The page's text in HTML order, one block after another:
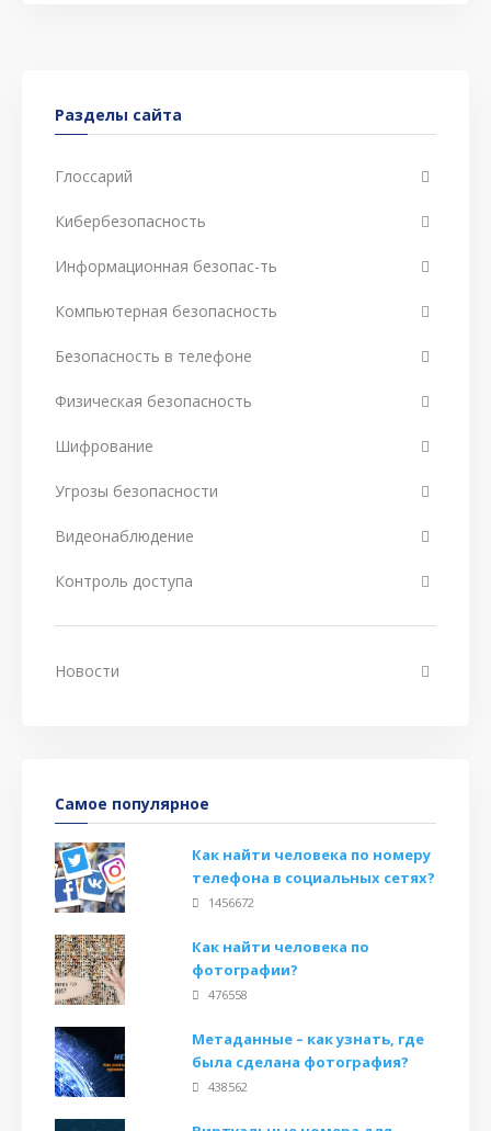
Разделы сайта
Глоссарий
Кибербезопасность
Информационная безопас-ть
Компьютерная безопасность
Безопасность в телефоне
Физическая безопасность
Шифрование
Угрозы безопасности
Видеонаблюдение
Контроль доступа
Новости
Самое популярное
Как найти человека по номеру
телефона в социальных сетях?
1456672
Как найти человека по
фотографии?
476558
Метаданные – как узнать, где
была сделана фотография?
438562